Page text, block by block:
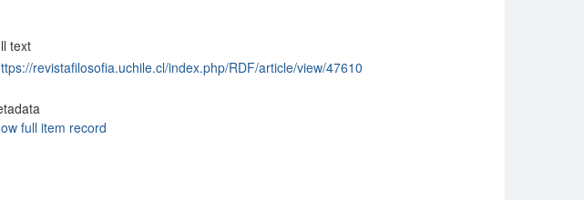
text
revistafilosofia.uchile.cl/index.php/RDF/article/view/47610
full item record